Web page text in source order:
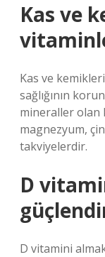
Kas ve
Kas ve
sağlığının
mineraller olan
magnezyum,
takviyelerdir.
D
D vitamini